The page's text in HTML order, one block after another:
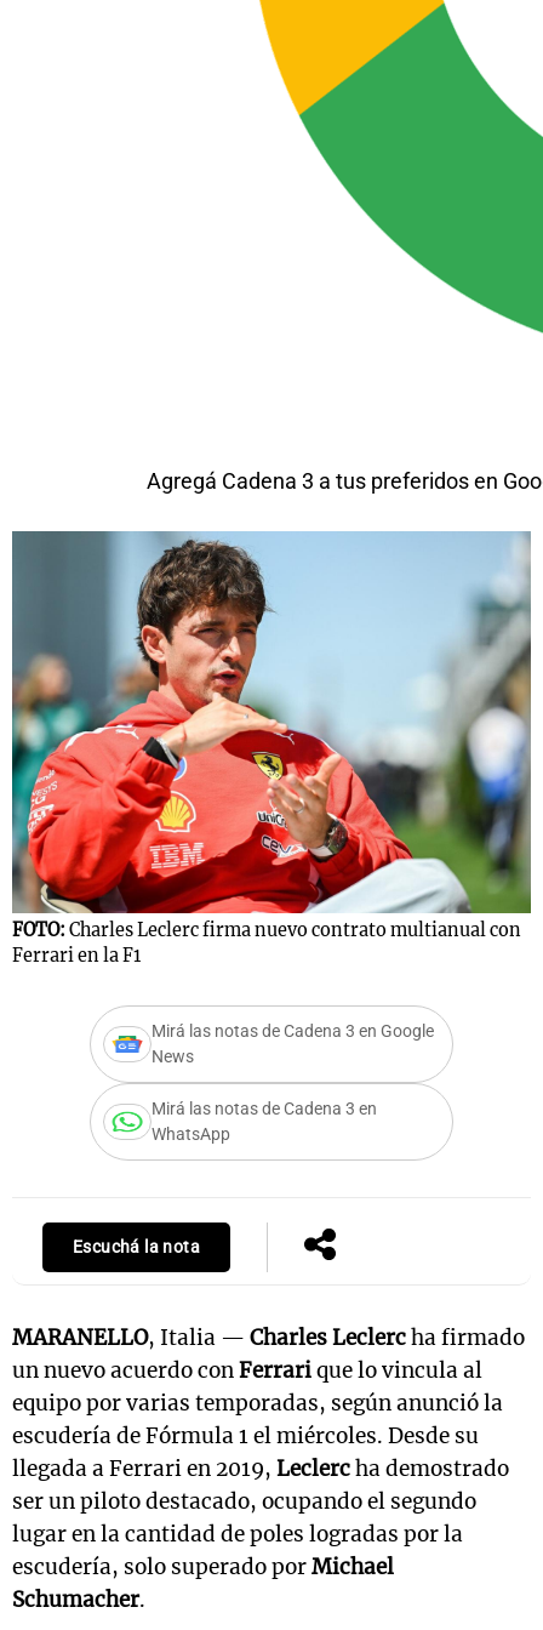
Agregá Cadena 3 a tus preferidos en
FOTO: Charles Leclerc firma nuevo contrato multianual con
Ferrari en la F1
Mirá las notas de Cadena 3 en Google
News
Mirá las notas de Cadena 3 en
WhatsApp
Escuchá la nota
MARANELLO, Italia — Charles Leclercha firmado
un nuevo acuerdo conFerrarique lo vincula al
equipo por varias temporadas, según anunció la
escudería de Fórmula 1 el miércoles. Desde su
llegada a Ferrari en 2019, Leclercha demostrado
ser un piloto destacado, ocupando el segundo
lugar en la cantidad de poles logradas por la
escudería, solo superado porMichael
Schumacher.